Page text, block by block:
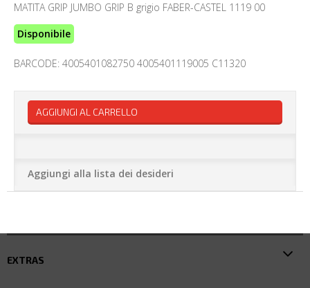
MATITA GRIP JUMBO GRIP B grigio FABER-CASTEL 1119 00
Disponibile
BARCODE: 4005401082750 4005401119005 C11320
AGGIUNGI AL CARRELLO
Aggiungi alla lista dei desideri
EXTRAS